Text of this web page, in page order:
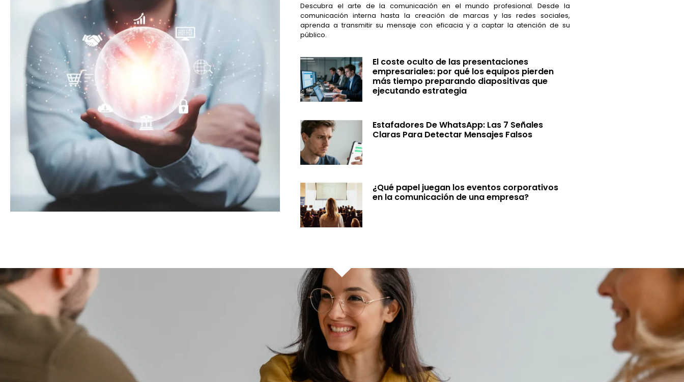
Descubra el arte de la comunicación en el mundo profesional. Desde la
comunicación interna hasta la creación de marcas y las redes sociales,
aprenda a transmitir su mensaje con eficacia y a captar la atención de su
público.
El coste oculto de las presentaciones
empresariales: por qué los equipos pierden
más tiempo preparando diapositivas que
ejecutando estrategia
Estafadores De WhatsApp: Las 7 Señales
Claras Para Detectar Mensajes Falsos
¿Qué papel juegan los eventos corporativos
en la comunicación de una empresa?